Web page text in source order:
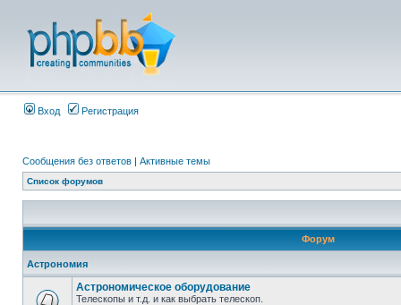
Вход Регистрация
Сообщения без ответов | Активные темы
Список форумов
Форум
Астрономия
Астрономическое оборудование
Телескопы и т.д. и как выбрать телескоп.